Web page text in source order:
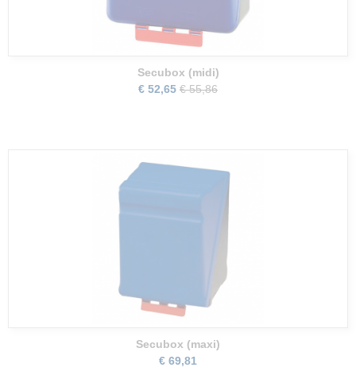
Secubox (midi)
€ 52,65 € 55,86
Secubox (maxi)
€ 69,81